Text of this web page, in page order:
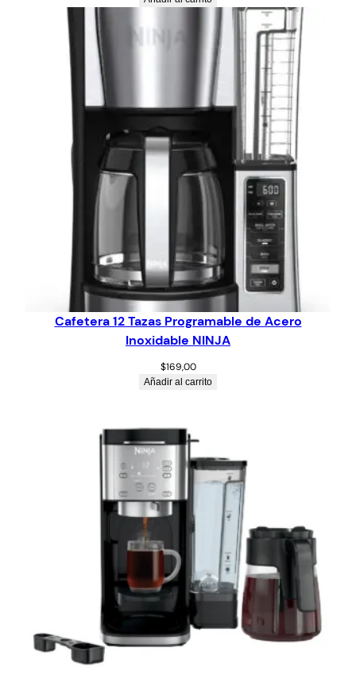
Cafetera 12 Tazas Programable de Acero
Inoxidable NINJA
$169,00
Añadir al carrito